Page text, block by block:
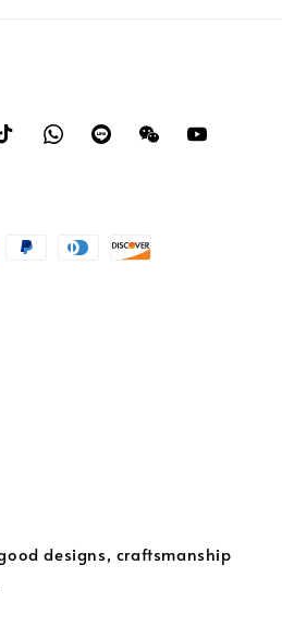
designs, craftsmanship